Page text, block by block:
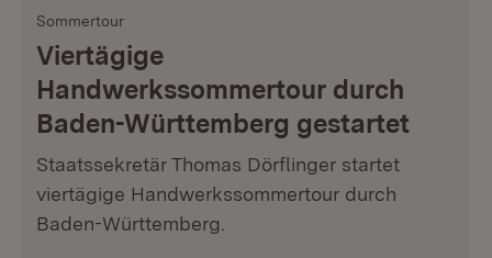
Sommertour
Viertägige
Handwerkssommertour durch
Baden-Württemberg gestartet
Staatssekretär Thomas Dörflinger startet
viertägige Handwerkssommertour durch
Baden-Württemberg.